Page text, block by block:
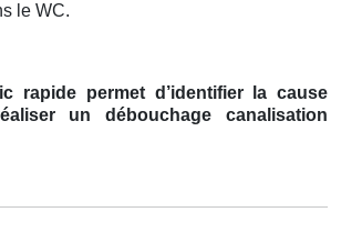
le WC.
rapide permet d’identifier la cause
un débouchage canalisation